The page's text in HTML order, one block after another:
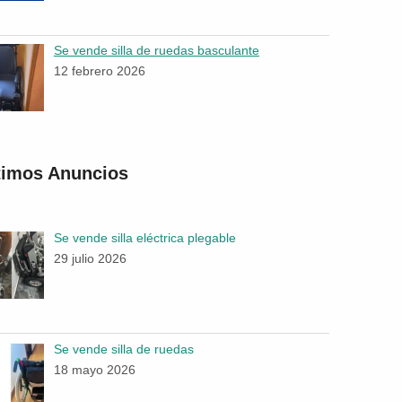
Se vende silla de ruedas basculante
12 febrero 2026
Anuncios
Se vende silla eléctrica plegable
29 julio 2026
Se vende silla de ruedas
18 mayo 2026